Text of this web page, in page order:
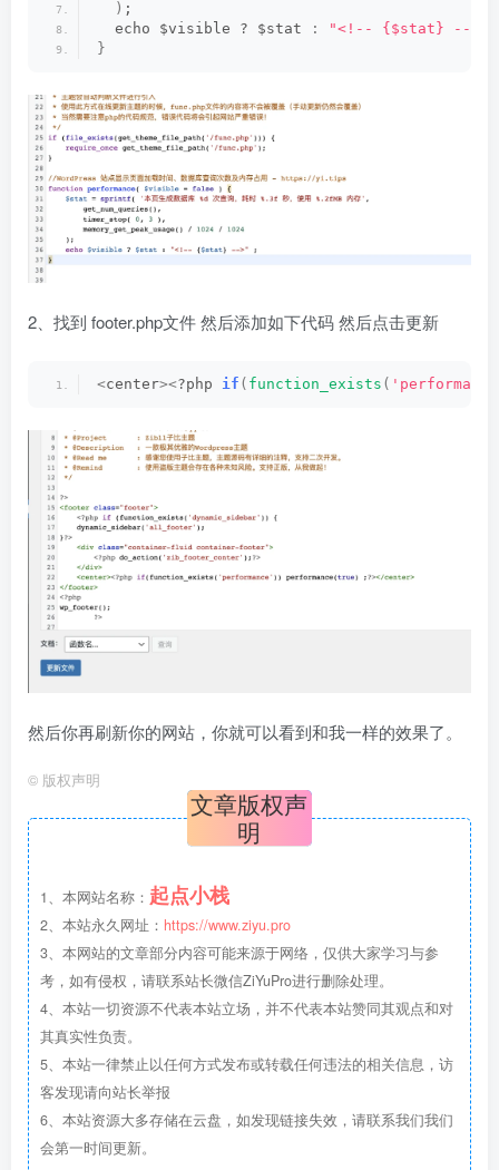
) ;
  echo $visible ? $stat
: "<!-- {$stat} -->"
}
2、找到 footer.php文件 然后添加如下代码 然后点击更新
<center><?php if ( function_exists (
然后你再刷新你的网站，你就可以看到和我一样的效果了。
© 版权声明
文章版权声
明
1、本网站名称： 起点小栈
2、本站永久网址： https://www.ziyu.pro
3、本网站的文章部分内容可能来源于网络，仅供大家学习与参
考，如有侵权，请联系站长微信ZiYuPro进行删除处理。
4、本站一切资源不代表本站立场，并不代表本站赞同其观点和对
其真实性负责。
5、本站一律禁止以任何方式发布或转载任何违法的相关信息，访
客发现请向站长举报
6、本站资源大多存储在云盘，如发现链接失效，请联系我们我们
会第一时间更新。